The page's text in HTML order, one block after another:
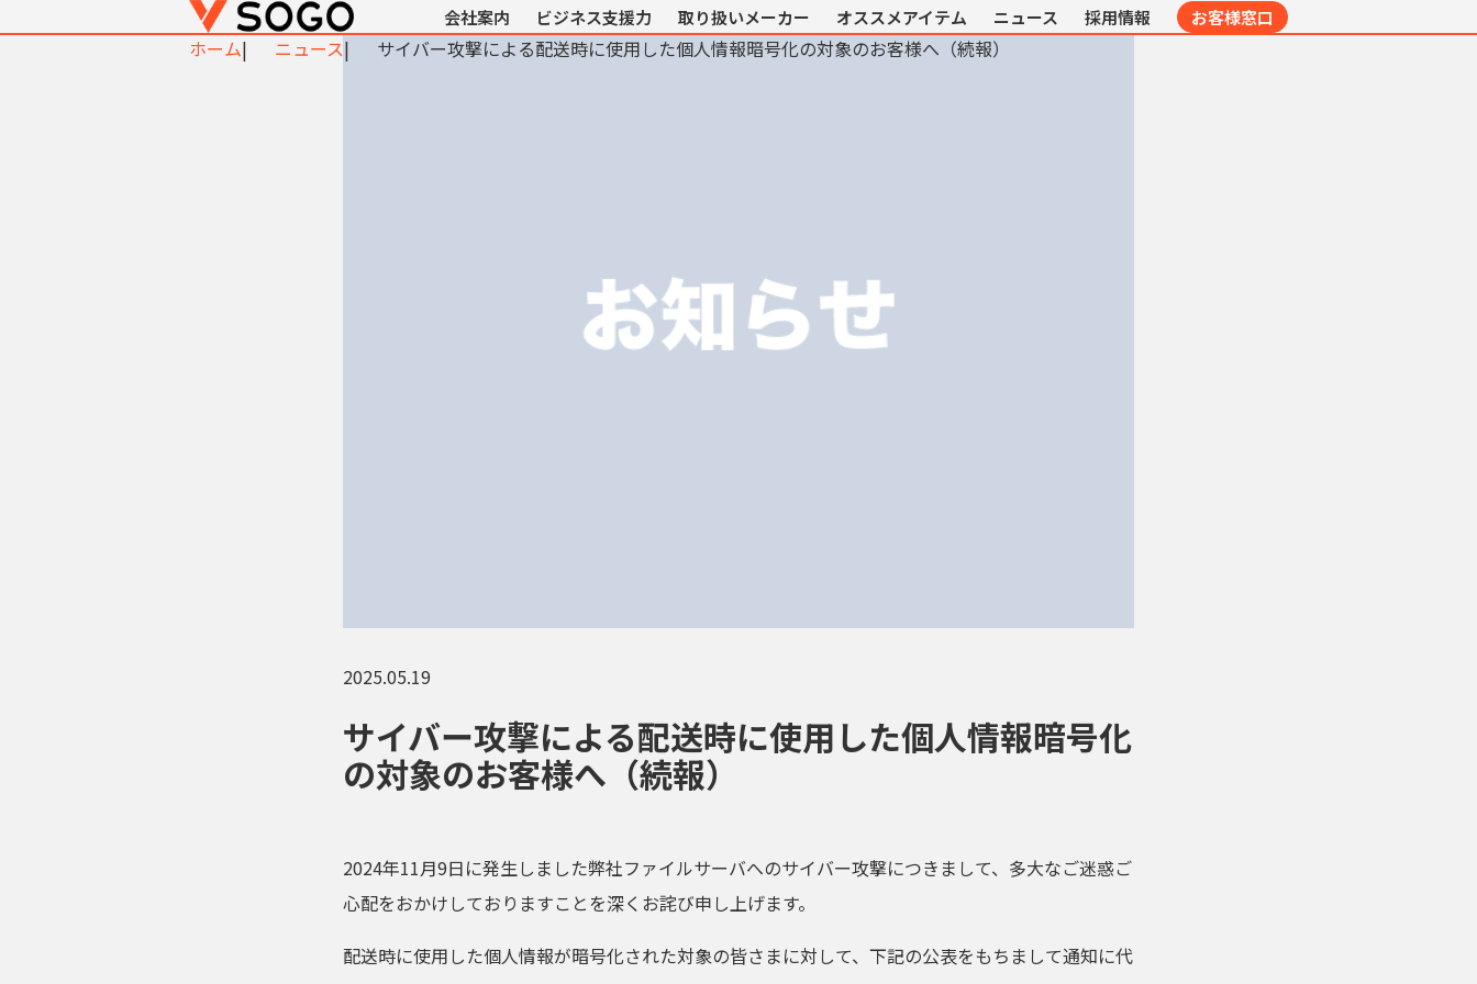
会社案内 ビジネス支援力 取り扱いメーカー オススメアイテム ニュース 採用情報 お客様窓口
ホーム ニュース サイバー攻撃による配送時に使用した個人情報暗号化の対象のお客様へ（続報）
2025.05.19
サイバー攻撃による配送時に使用した個人情報暗号化
の対象のお客様へ（続報）
2024年11月9日に発生しました弊社ファイルサーバへのサイバー攻撃につきまして、多大なご迷惑ご
心配をおかけしておりますことを深くお詫び申し上げます。
配送時に使用した個人情報が暗号化された対象の皆さまに対して、下記の公表をもちまして通知に代